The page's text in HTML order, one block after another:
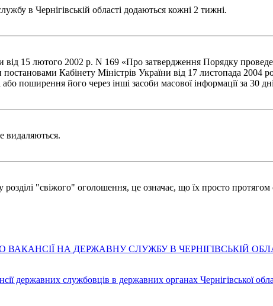
в Чернігівській області додаються кожні 2 тижні.
від 15 лютого 2002 р. N 169 «Про затвердження Порядку
Кабінету Міністрів України від 17 листопада 2004
поширення його через інші засоби масової інформації за 30
видаляються.
"свіжого" оголошення, це означає, що їх просто протягом
НА ДЕРЖАВНУ СЛУЖБУ В ЧЕРНІГІВСЬКІЙ
державних службовців в державних органах Чернігівської